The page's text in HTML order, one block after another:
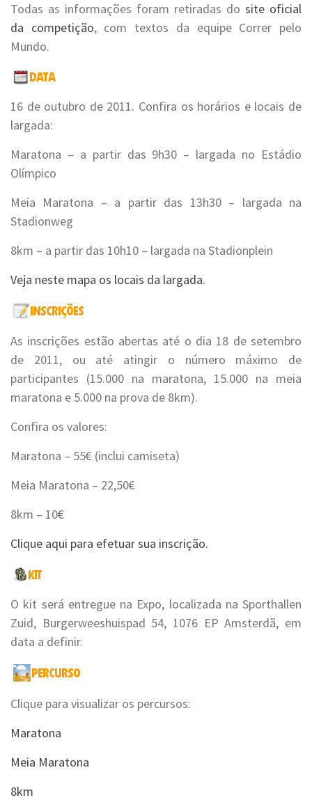
Todas as informações foram retiradas do site oficial
da competição, com textos da equipe Correr pelo
Mundo.
16 de outubro de 2011. Confira os horários e locais de
largada:
Maratona – a partir das 9h30 – largada no Estádio
Olímpico
Meia Maratona – a partir das 13h30 – largada na
Stadionweg
8km – a partir das 10h10 – largada na Stadionplein
Veja neste mapa os locais da largada.
As inscrições estão abertas até o dia 18 de setembro
de 2011, ou até atingir o número máximo de
participantes (15.000 na maratona, 15.000 na meia
maratona e 5.000 na prova de 8km).
Confira os valores:
Maratona – 55€ (inclui camiseta)
Meia Maratona – 22,50€
8km – 10€
Clique aqui para efetuar sua inscrição.
O kit será entregue na Expo, localizada na Sporthallen
Zuid, Burgerweeshuispad 54, 1076 EP Amsterdã, em
data a definir.
Clique para visualizar os percursos:
Maratona
Meia Maratona
8km